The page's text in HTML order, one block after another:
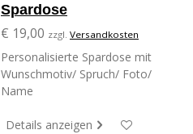
Spardose
€ 19,00 zzgl. Versandkosten
Personalisierte Spardose mit
Wunschmotiv/ Spruch/ Foto/
Name
Details anzeigen